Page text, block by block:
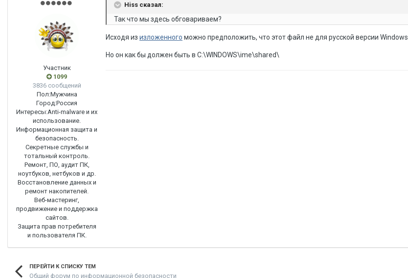
Участник
1099
3836 сообщений
Пол:Мужчина
Город:Россия
Интересы:Anti-malware и их
использование.
Информационная защита и
безопасность.
Секретные службы и
тотальный контроль.
Ремонт, ПО, аудит ПК,
ноутбуков, нетбуков и др.
Восстановление данных и
ремонт накопителей.
Веб-мастеринг,
продвижение и поддержка
сайтов.
Защита прав потребителя
и пользователя ПК.
Hiss сказал:
Так что мы здесь обговариваем?
Исходя из изложенного можно предположить, что этот файл не для русской версии Windows.
Но он как бы должен быть в C:\WINDOWS\ime\shared\
ПЕРЕЙТИ К СПИСКУ ТЕМ
Общий форум по информационной безопасности